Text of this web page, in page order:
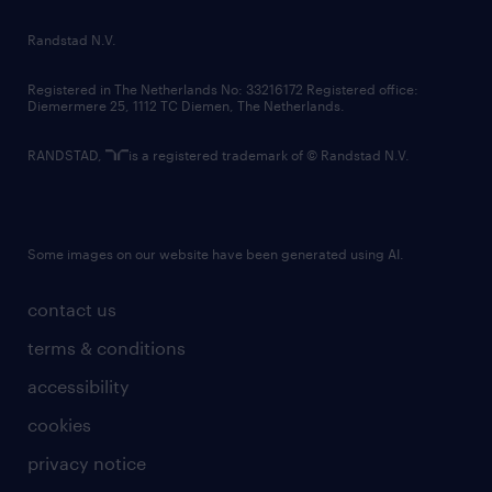
country websites
contact us
terms & conditions
accessibility
cookies
privacy notice
Randstad N.V.
Registered in The Netherlands No: 33216172 Registered office:
Diemermere 25, 1112 TC Diemen, The Netherlands.
RANDSTAD, is a registered trademark of © Randstad N.V.
Some images on our website have been generated using AI.